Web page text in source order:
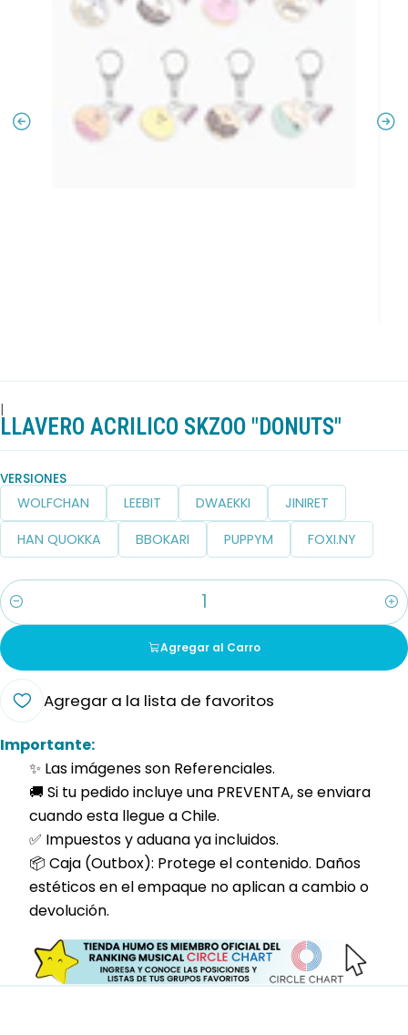
|
LLAVERO ACRILICO SKZOO "DONUTS"
VERSIONES
WOLFCHAN LEEBIT DWAEKKI
JINIRET
HAN QUOKKA
BBOKARI PUPPYM FOXI.NY
Cantidad
Agregar al Carro
Agregar a la lista de favoritos
Importante:
✨ Las imágenes son Referenciales.
🚚 Si tu pedido incluye una PREVENTA, se enviara
cuando esta llegue a Chile.
✅ Impuestos y aduana ya incluidos.
📦 Caja (Outbox): Protege el contenido. Daños
estéticos en el empaque no aplican a cambio o
devolución.